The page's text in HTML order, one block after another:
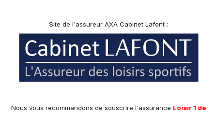
Site de l'assureur AXA Cabinet Lafont :
Nous vous recommandons de souscrire l'assurance Loisir 1 de